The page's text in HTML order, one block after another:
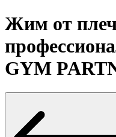
Жим от
GYM